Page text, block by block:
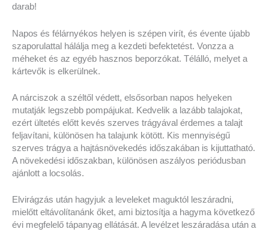
darab!
Napos és félárnyékos helyen is szépen virít, és évente újabb
szaporulattal hálálja meg a kezdeti befektetést. Vonzza a
méheket és az egyéb hasznos beporzókat. Télálló, melyet a
kártevők is elkerülnek.
A nárciszok a széltől védett, elsősorban napos helyeken
mutatják legszebb pompájukat. Kedvelik a lazább talajokat,
ezért ültetés előtt kevés szerves trágyával érdemes a talajt
feljavítani, különösen ha talajunk kötött. Kis mennyiségű
szerves trágya a hajtásnövekedés időszakában is kijuttatható.
A növekedési időszakban, különösen aszályos periódusban
ajánlott a locsolás.
Elvirágzás után hagyjuk a leveleket maguktól leszáradni,
mielőtt eltávolítanánk őket, ami biztosítja a hagyma következő
évi megfelelő tápanyag ellátását. A levélzet leszáradása után a